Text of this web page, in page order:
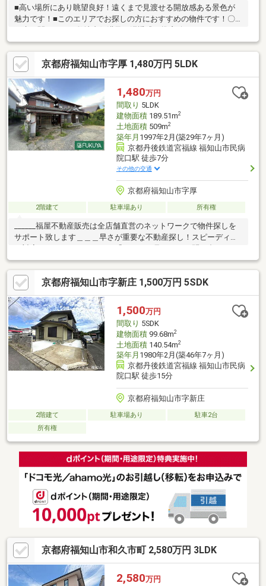
■高い場所にあり眺望良好！遠くまで見渡せる開放感ある景色が
魅力です！■このエリアでお探しの方におすすめの物件です！〇
キホームライフ福知山中央店では福知山市・綾部市を中心に、地
域密着ナンバー１を目指しています！○家を買いたい・売りた
い・リフォームしたいお客様にたくさんの情報を迅速に提供いた
します！○物件情報・住宅ローンetc...どんな事でもお気軽にご相
談ください！○見るだけOK!聞くだけOK!ご相談は無料です！ご来
店、お問い合わせをお待ちしております♪
京都府福知山市字厚 1,480万円 5LDK
1,480万円
間取り 5LDK
建物面積189.51m2
土地面積509m2
築年月 1997年2月(築29年7ヶ月)
京都丹後鉄道宮福線 福知山市民病
院口駅 徒歩7分
その他の交通
京都府福知山市字厚
2階建て 駐車場あり 所有権
______福屋不動産販売は全店舗直営のネットワークで物件探しを
サポート致します＿＿＿早さが重要な不動産探し！スピーディー
に対応させていただきます！「スーモを見て」とお問い合わせい
ただくとスムーズにご案内できます！お問い合わせは0120-15-
2981までお気軽にご連絡くださいませ。現地見学予約受付中で
す。ご希望があれば周辺物件もご一緒にご案内できます。地域密
着型の福屋不動産販売 亀岡店！エリアを熟知したスタッフが丁
寧にご対応させていただきます！お気軽にお問い合わせくださ
い！
京都府福知山市字新庄 1,500万円 5SDK
1,500万円
間取り 5SDK
建物面積99.68m2
土地面積140.54m2
築年月 1980年2月(築46年7ヶ月)
京都丹後鉄道宮福線 福知山市民病
院口駅 徒歩15分
京都府福知山市字新庄
2階建て 駐車場あり
駐車2台
所有権
京都府福知山市和久市町 2,580万円 3LDK
2,580万円